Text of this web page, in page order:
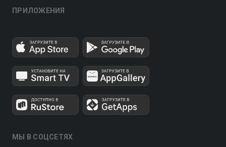
ПРИЛОЖЕНИЯ
МЫ В СОЦСЕТЯХ